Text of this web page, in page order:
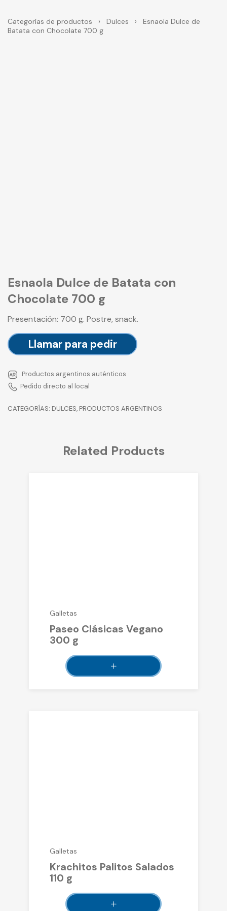
Categorías de productos › Dulces ›
Esnaola Dulce de
Batata con Chocolate 700 g
Esnaola Dulce de Batata con
Chocolate 700 g
Presentación: 700 g. Postre, snack.
Llamar para pedir
Productos argentinos auténticos
Pedido directo al local
CATEGORÍAS: DULCES, PRODUCTOS ARGENTINOS
Related Products
Galletas
Paseo Clásicas Vegano
300 g
Galletas
Krachitos Palitos Salados
110 g